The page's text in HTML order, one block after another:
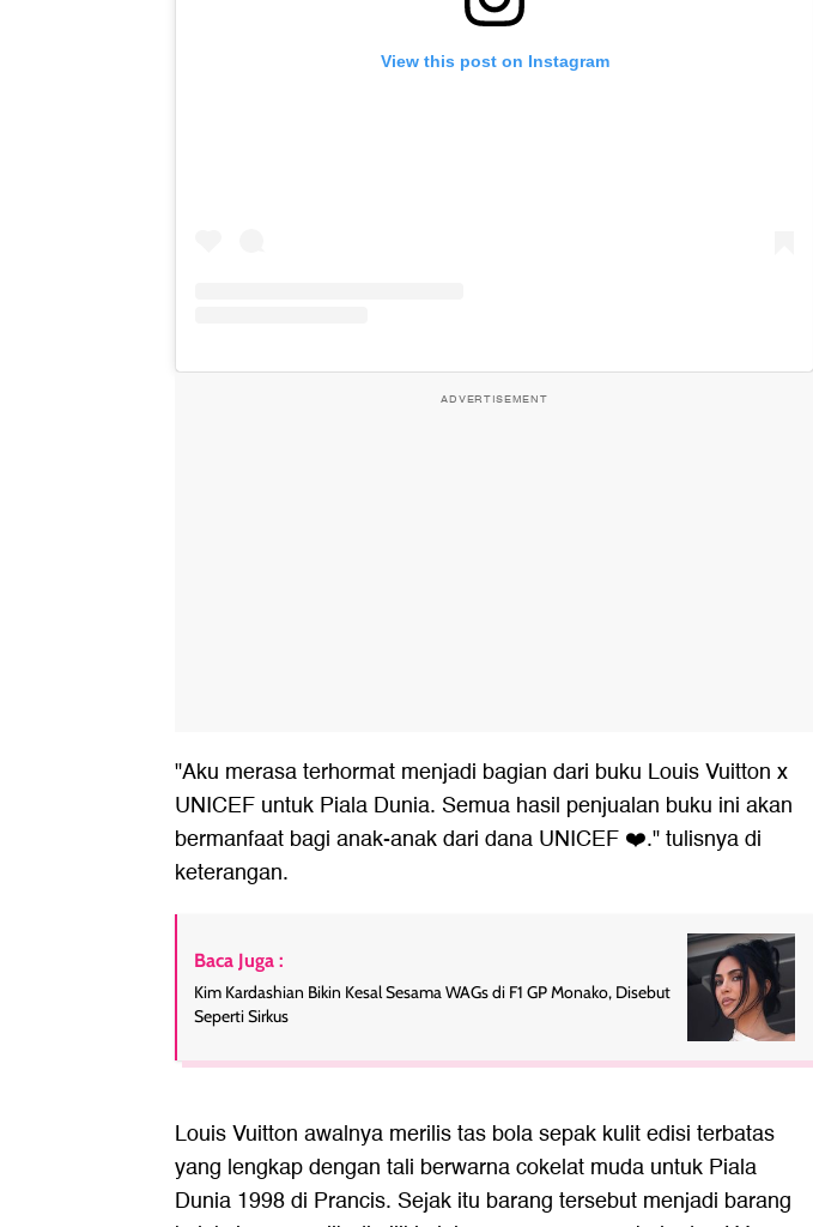
View this post on Instagram
ADVERTISEMENT
"Aku merasa terhormat menjadi bagian dari buku Louis Vuitton x
UNICEF untuk Piala Dunia. Semua hasil penjualan buku ini akan
bermanfaat bagi anak-anak dari dana UNICEF ❤️." tulisnya di
keterangan.
Baca Juga :
Kim Kardashian Bikin Kesal Sesama WAGs di F1 GP Monako, Disebut
Seperti Sirkus
Louis Vuitton awalnya merilis tas bola sepak kulit edisi terbatas
yang lengkap dengan tali berwarna cokelat muda untuk Piala
Dunia 1998 di Prancis. Sejak itu barang tersebut menjadi barang